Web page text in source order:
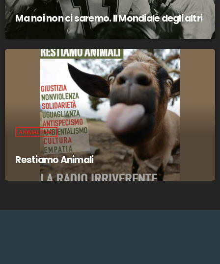
Ma noi non ci saremo. Il Mondiale degli altri
ANIMALISMO
Restiamo Animali